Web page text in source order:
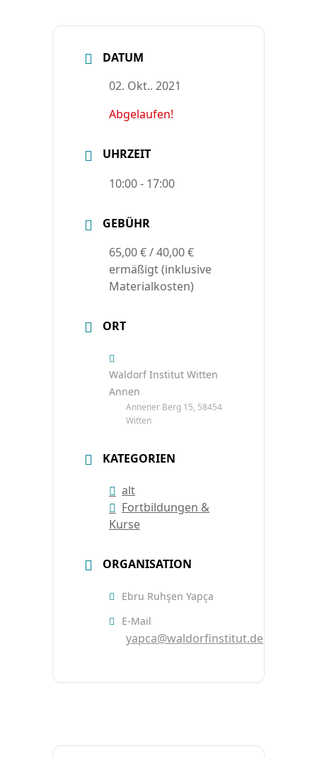
DATUM
02. Okt.. 2021
Abgelaufen!
UHRZEIT
10:00 - 17:00
GEBÜHR
65,00 € / 40,00 €
ermäßigt (inklusive
Materialkosten)
ORT
Waldorf Institut Witten
Annen
Annener Berg 15, 58454
Witten
KATEGORIEN
alt
Fortbildungen &
Kurse
ORGANISATION
Ebru Ruhşen Yapça
E-Mail
yapca@waldorfinstitut.de